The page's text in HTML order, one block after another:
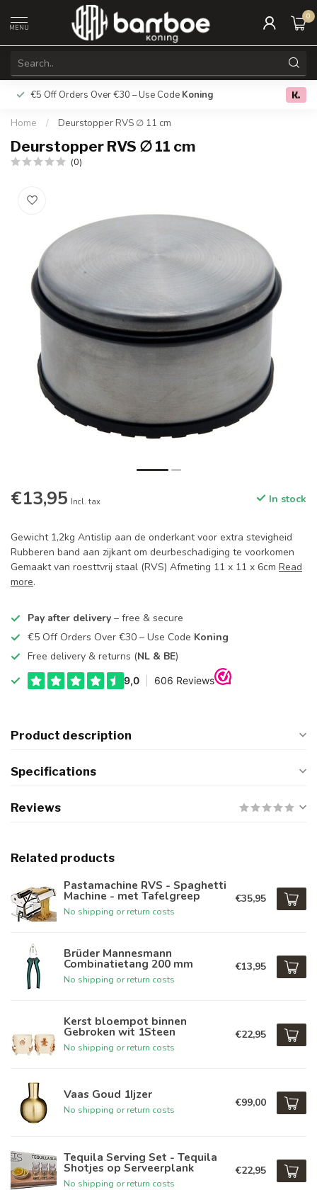
MENU
0
€5 Off Orders Over €30 – Use Code Koning Free
Home / Deurstopper RVS ∅ 11 cm
Deurstopper RVS ∅ 11 cm
(0)
€13,95 Incl. tax In stock
Gewicht 1,2kg Antislip aan de onderkant voor extra stevigheid
Rubberen band aan zijkant om deurbeschadiging te voorkomen
Gemaakt van roesttvrij staal (RVS) Afmeting 11 x 11 x 6cm Read
more.
Pay after delivery – free & secure
€5 Off Orders Over €30 – Use Code Koning
Free delivery & returns (NL & BE)
Product description
Specifications
Reviews
Related products
Pastamachine RVS - Spaghetti
Machine - met Tafelgreep
No shipping or return costs
€35,95
Brüder Mannesmann
Combinatietang 200 mm
No shipping or return costs
€13,95
Kerst bloempot binnen
Gebroken wit 1Steen
No shipping or return costs
€22,95
Vaas Goud 1Ijzer
No shipping or return costs
€99,00
Tequila Serving Set - Tequila
Shotjes op Serveerplank
No shipping or return costs
€22,95